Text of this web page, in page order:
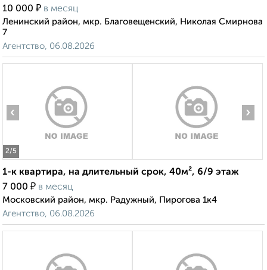
10 000 ₽ в месяц
Ленинский район, мкр. Благовещенский, Николая Смирнова
7
Агентство, 06.08.2026
2/5
‹ ›
1-к квартира, на длительный срок, 40м², 6/9 этаж
7 000 ₽ в месяц
Московский район, мкр. Радужный, Пирогова 1к4
Агентство, 06.08.2026